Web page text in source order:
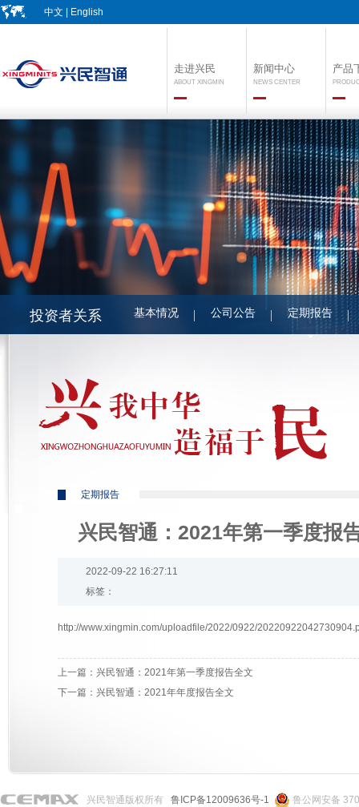
中文 English
走进兴民
ABOUT XINGMIN
新闻中心
NEWS CENTER
产品
投资者关系 基本情况 公司公告 定期报告
定期报告
兴民智通：2021年第一季度报
2022-09-22 16:27:11
标签：
http://www.xingmin.com/uploadfile/2022/0922/
上一篇： 兴民智通：2021年第一季度报告全文
下一篇： 兴民智通：2021年年度报告全文
兴民智通版权所有 鲁ICP备12009636号-1 鲁公网安备